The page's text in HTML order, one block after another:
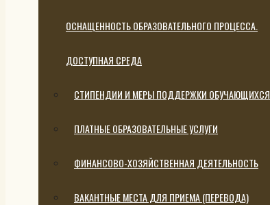
ОСНАЩЕННОСТЬ ОБРАЗОВАТЕЛЬНОГО ПРОЦЕССА.
ДОСТУПНАЯ СРЕДА
СТИПЕНДИИ И МЕРЫ ПОДДЕРЖКИ ОБУЧАЮЩИХСЯ
ПЛАТНЫЕ ОБРАЗОВАТЕЛЬНЫЕ УСЛУГИ
ФИНАНСОВО-ХОЗЯЙСТВЕННАЯ ДЕЯТЕЛЬНОСТЬ
ВАКАНТНЫЕ МЕСТА ДЛЯ ПРИЕМА (ПЕРЕВОДА)